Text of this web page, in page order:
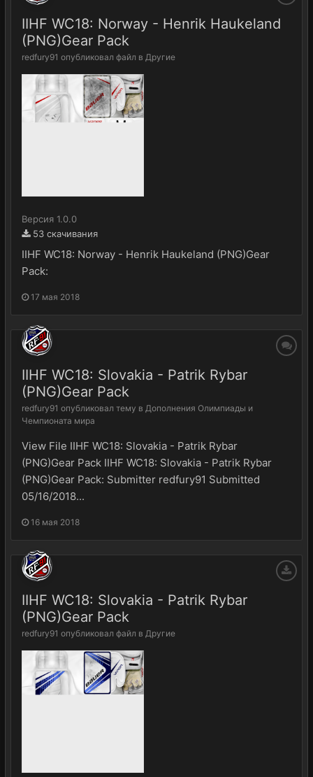
IIHF WC18: Norway - Henrik Haukeland
(PNG)Gear Pack
redfury91 опубликовал файл в Другие
Версия 1.0.0
53 скачивания
IIHF WC18: Norway - Henrik Haukeland (PNG)Gear
Pack:
17 мая 2018
IIHF WC18: Slovakia - Patrik Rybar
(PNG)Gear Pack
redfury91 опубликовал тему в Дополнения Олимпиады и
Чемпионата мира
View File IIHF WC18: Slovakia - Patrik Rybar
(PNG)Gear Pack IIHF WC18: Slovakia - Patrik Rybar
(PNG)Gear Pack: Submitter redfury91 Submitted
05/16/2018...
16 мая 2018
IIHF WC18: Slovakia - Patrik Rybar
(PNG)Gear Pack
redfury91 опубликовал файл в Другие